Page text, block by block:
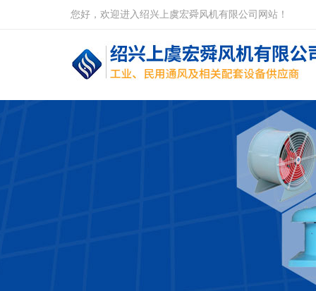
您好，欢迎进入绍兴上虞宏舜风机有限公司网站！